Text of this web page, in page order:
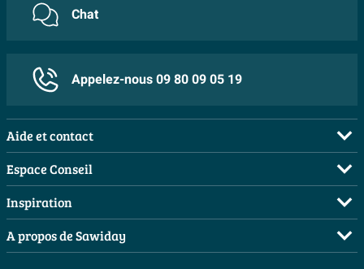
Chat
Appelez-nous 09 80 09 05 19
Aide et contact
FAQ
Commander
Payer
Livraison / retrait
Espace Conseil
Demandez votre devis
Planificateur 3D
Les bons tuyaux
Inspiration
Salles de bains complètes
Inspiration toilettes
A propos de Sawiday